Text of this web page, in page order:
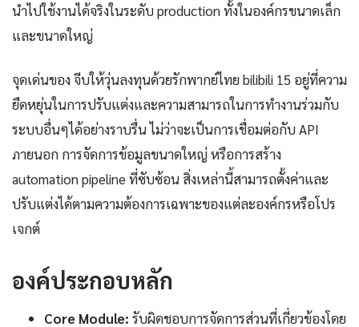
นำไปใช้งานได้จริงในระดับ production ทั้งในองค์กรขนาดเล็ก
และขนาดใหญ่
จุดเด่นของ จีบให้วุ่นลงทุนด้วยรักพากย์ไทย bilibili 15 อยู่ที่ความ
ยืดหยุ่นในการปรับแต่งและความสามารถในการทำงานร่วมกับ
ระบบอื่นๆได้อย่างราบรื่น ไม่ว่าจะเป็นการเชื่อมต่อกับ API
ภายนอก การจัดการข้อมูลขนาดใหญ่ หรือการสร้าง
automation pipeline ที่ซับซ้อน สิ่งเหล่านี้สามารถตั้งค่าและ
ปรับแต่งได้ตามความต้องการเฉพาะของแต่ละองค์กรหรือโปร
เจกต์
องค์ประกอบหลัก
Core Module: รับผิดชอบการจัดการส่วนที่เกี่ยวข้องโดย